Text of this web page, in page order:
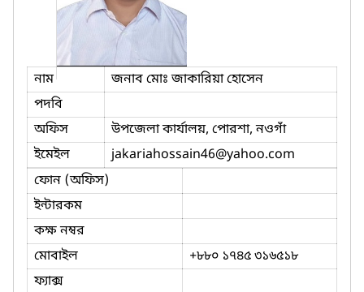
নাম
জনাব মোঃ জাকারিয়া হোসেন
পদবি
অফিস
উপজেলা কার্যালয়, পোরশা, নওগাঁ
ইমেইল
jakariahossain46@yahoo.com
ফোন (অফিস)
ইন্টারকম
কক্ষ নম্বর
মোবাইল
+৮৮০ ১৭৪৫ ৩১৬৫১৮
ফ্যাক্স